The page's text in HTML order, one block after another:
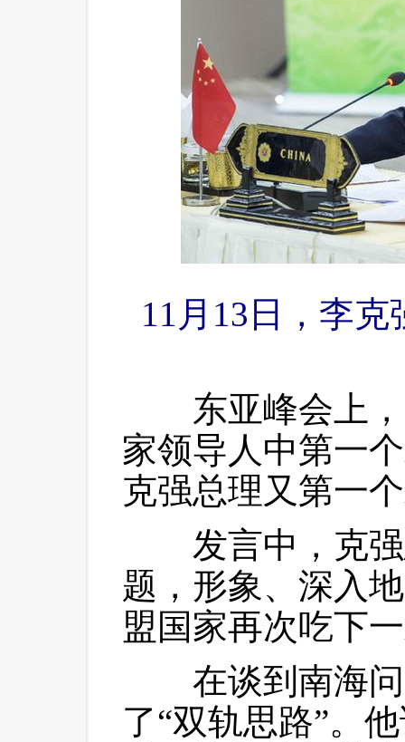
11月13日，李
东亚峰会上，
家领导人中第一
克强总理又第一
发言中，克强
题，形象、深入
盟国家再次吃下
在谈到南海问
了“双轨思路”。